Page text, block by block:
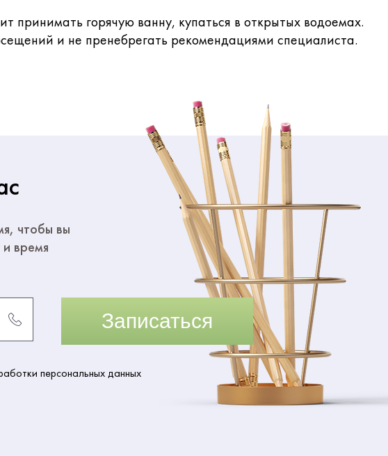
принимать горячую ванну, купаться в открытых водоемах.
и не пренебрегать рекомендациями специалиста.
чтобы вы
время
Записаться
персональных данных